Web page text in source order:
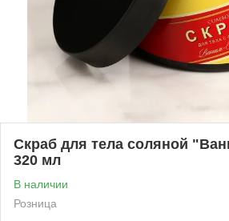
Скраб для тела соляной
320 мл
В наличии
Розница